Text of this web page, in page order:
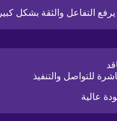
التفاعل والثقة بشكل كبير
للتواصل والتنفيذ
عالية